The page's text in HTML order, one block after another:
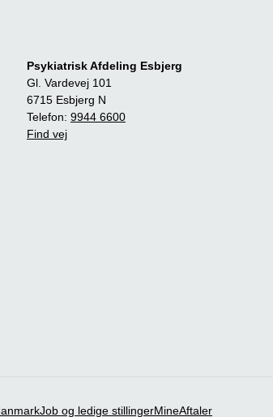
Psykiatrisk Afdeling Esbjerg
Gl. Vardevej 101
6715 Esbjerg N
Telefon: 9944 6600
Find vej
Job og ledige stillingerMineAftaler